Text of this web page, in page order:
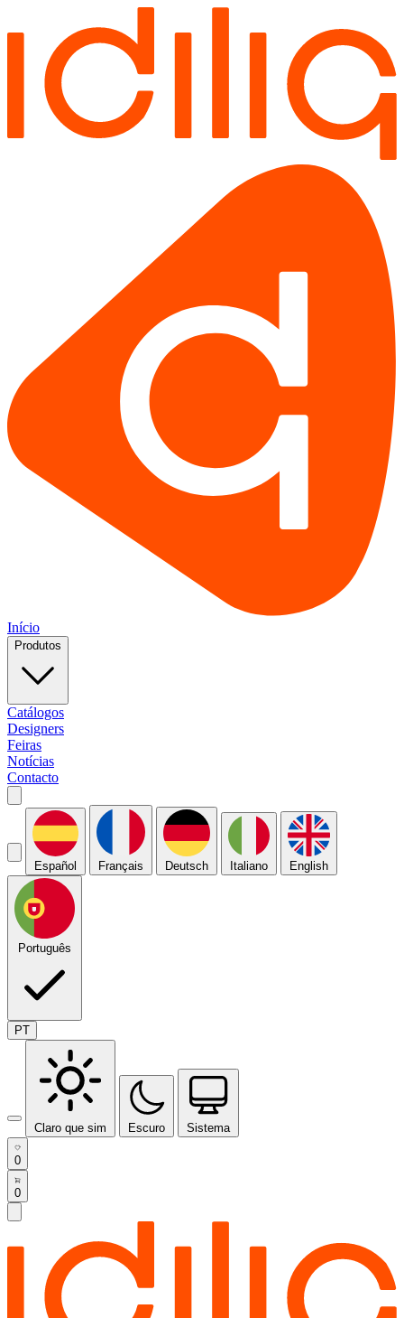
Início
Produtos
Catálogos
Designers
Feiras
Notícias
Contacto
Español Français Deutsch Italiano English
Português
PT
Claro que sim Escuro Sistema
0
0